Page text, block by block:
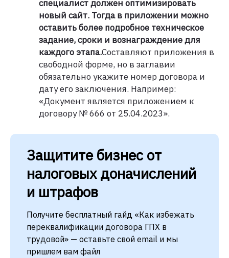
специалист должен оптимизировать
новый сайт. Тогда в приложении можно
оставить более подробное техническое
задание, сроки и вознаграждение для
каждого этапа.Составляют приложения в
свободной форме, но в заглавии
обязательно укажите номер договора и
дату его заключения. Например:
«Документ является приложением к
договору № 666 от 25.04.2023».
Защитите бизнес от
налоговых доначислений
и штрафов
Получите бесплатный гайд «Как избежать
переквалификации договора ГПХ в
трудовой» — оставьте свой email и мы
пришлем вам файл